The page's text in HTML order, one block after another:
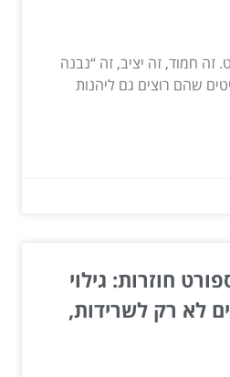
חמוד, זה יציב, זה “נבנה
שהם רוצים גם ליהנות
חוזרות: גילוי
לא רק לשרידות,